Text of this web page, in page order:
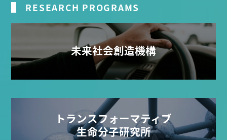
RESEARCH PROGRAMS
未来社会創造機構
トランスフォーマティブ
生命分子研究所